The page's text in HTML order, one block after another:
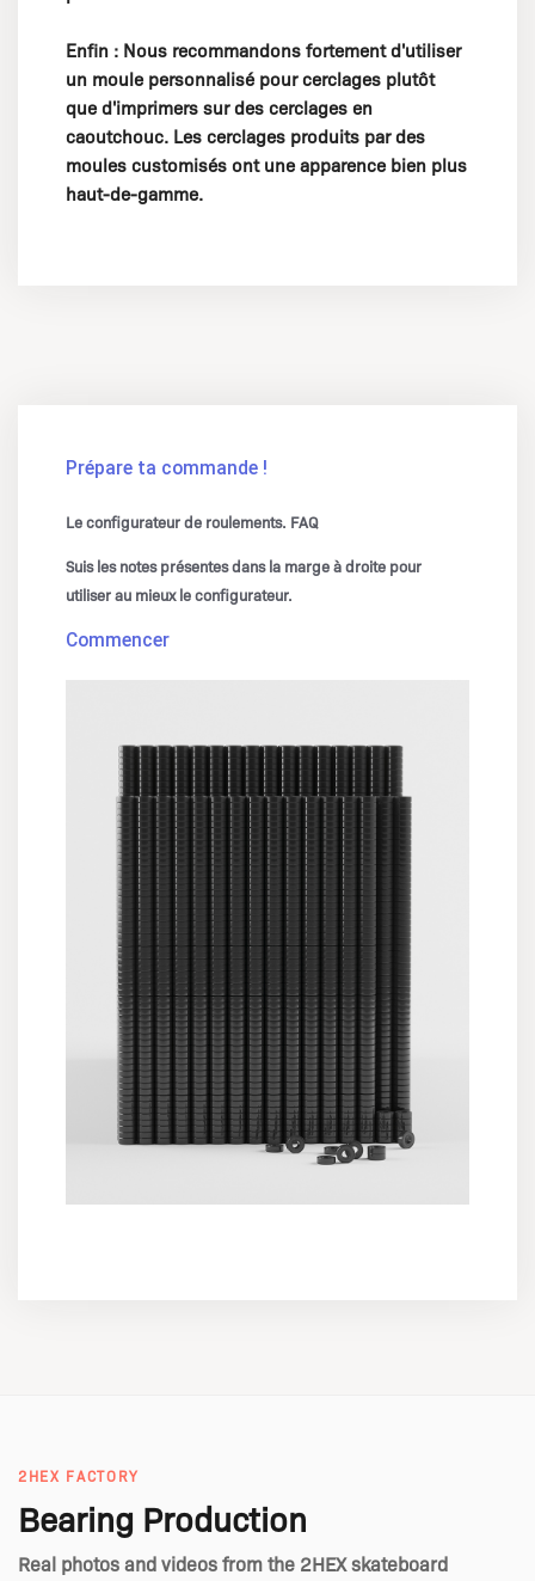
Enfin : Nous recommandons fortement d'utiliser
un moule personnalisé pour cerclages plutôt
que d'imprimers sur des cerclages en
caoutchouc. Les cerclages produits par des
moules customisés ont une apparence bien plus
haut-de-gamme.
Prépare ta commande !
Le configurateur de roulements. FAQ
Suis les notes présentes dans la marge à droite pour
utiliser au mieux le configurateur.
Commencer
2HEX FACTORY
Bearing Production
Real photos and videos from the 2HEX skateboard